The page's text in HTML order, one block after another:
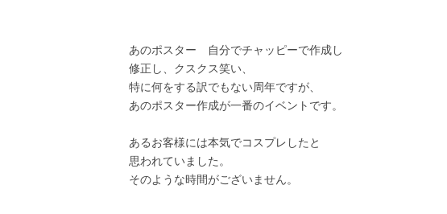
あのポスター 自分でチャッピーで作成し
修正し、クスクス笑い、
特に何をする訳でもない周年ですが、
あのポスター作成が一番のイベントです。
あるお客様には本気でコスプレしたと
思われていました。
そのような時間がございません。